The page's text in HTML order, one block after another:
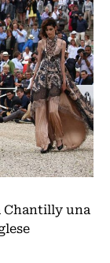
Chantilly una